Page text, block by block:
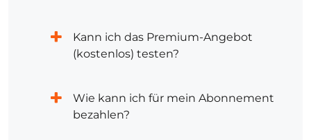
Kann ich das Premium-Angebot
(kostenlos) testen?
Wie kann ich für mein Abonnement
bezahlen?